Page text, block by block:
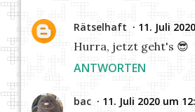
Rätselhaft 11. Juli
Hurra, jetzt geht's 😎
ANTWORTEN
bac 11. Juli 2020 um